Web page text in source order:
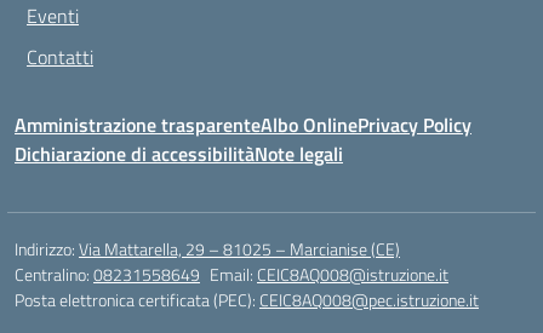
Eventi
Contatti
Amministrazione trasparenteAlbo OnlinePrivacy Policy
Dichiarazione di accessibilitàNote legali
Indirizzo:Via Mattarella, 29 – 81025 – Marcianise (CE)
Centralino:08231558649 Email: CEIC8AQ008@istruzione.it
Posta elettronica certificata (PEC): CEIC8AQ008@pec.istruzione.it